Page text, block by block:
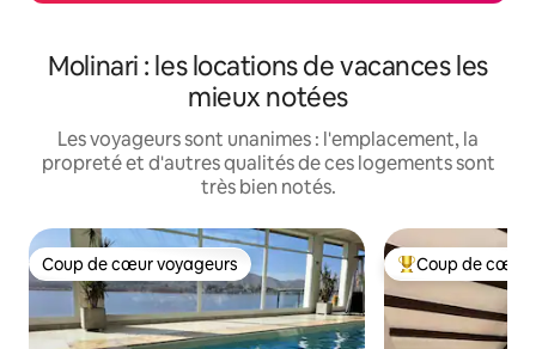
Molinari : les locations de vacances les
mieux notées
Les voyageurs sont unanimes : l'emplacement, la
propreté et d'autres qualités de ces logements sont
très bien notés.
Coup de cœur voyageurs
Coup de cœur voyageurs Coup de cœur
Coup de cœur